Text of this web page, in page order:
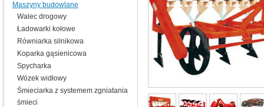
Maszyny budowlane
Walec drogowy
Ładowarki kołowe
Równiarka silnikowa
Koparka gąsienicowa
Spycharka
Wózek widłowy
Śmieciarka z systemem zgniatania
śmieci